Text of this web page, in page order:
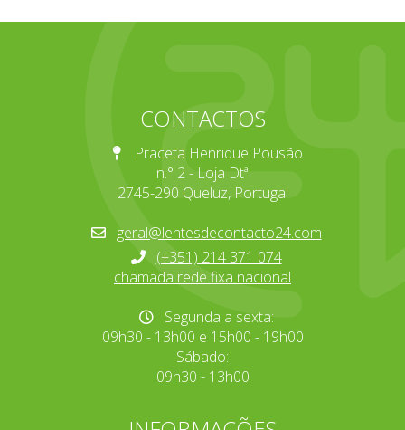
CONTACTOS
Praceta Henrique Pousão
n.° 2 - Loja Dtª
2745-290 Queluz, Portugal
geral@lentesdecontacto24.com
(+351) 214 371 074
chamada rede fixa nacional
Segunda a sexta:
09h30 - 13h00 e 15h00 - 19h00
Sábado:
09h30 - 13h00